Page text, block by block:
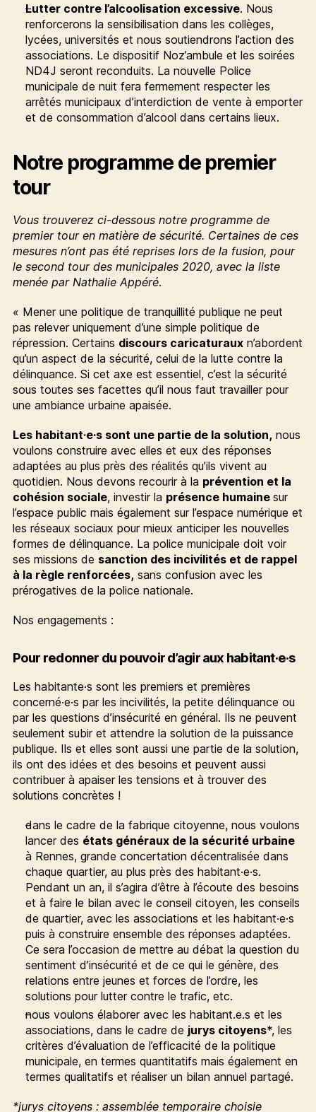
Lutter contre l’alcoolisation excessive. Nous
renforcerons la sensibilisation dans les collèges,
lycées, universités et nous soutiendrons l’action des
associations. Le dispositif Noz’ambule et les soirées
ND4J seront reconduits. La nouvelle Police
municipale de nuit fera fermement respecter les
arrêtés municipaux d’interdiction de vente à emporter
et de consommation d’alcool dans certains lieux.
Notre programme de premier
tour
Vous trouverez ci-dessous notre programme de
premier tour en matière de sécurité. Certaines de ces
mesures n’ont pas été reprises lors de la fusion, pour
le second tour des municipales 2020, avec la liste
menée par Nathalie Appéré.
« Mener une politique de tranquillité publique ne peut
pas relever uniquement d’une simple politique de
répression. Certains discours caricaturauxn’abordent
qu’un aspect de la sécurité, celui de la lutte contre la
délinquance. Si cet axe est essentiel, c’est la sécurité
sous toutes ses facettes qu’il nous faut travailler pour
une ambiance urbaine apaisée.
Les habitant·e·s sont une partie de la solution, nous
voulons construire avec elles et eux des réponses
adaptées au plus près des réalités qu’ils vivent au
quotidien. Nous devons recourir à la prévention et la
cohésion sociale, investir la présence humaine sur
l’espace public mais également sur l’espace numérique et
les réseaux sociaux pour mieux anticiper les nouvelles
formes de délinquance. La police municipale doit voir
ses missions de sanction des incivilités et de rappel
à la règle renforcées, sans confusion avec les
prérogatives de la police nationale.
Nos engagements :
Pour redonner du pouvoir d’agir aux habitant·e·s
Les habitante·s sont les premiers et premières
concerné·e·s par les incivilités, la petite délinquance ou
par les questions d’insécurité en général. Ils ne peuvent
seulement subir et attendre la solution de la puissance
publique. Ils et elles sont aussi une partie de la solution,
ils ont des idées et des besoins et peuvent aussi
contribuer à apaiser les tensions et à trouver des
solutions concrètes !
dans le cadre de la fabrique citoyenne, nous voulons
lancer des états généraux de la sécurité urbaine
à Rennes, grande concertation décentralisée dans
chaque quartier, au plus près des habitant·e·s.
Pendant un an, il s’agira d’être à l’écoute des besoins
et à faire le bilan avec le conseil citoyen, les conseils
de quartier, avec les associations et les habitant·e·s
puis à construire ensemble des réponses adaptées.
Ce sera l’occasion de mettre au débat la question du
sentiment d’insécurité et de ce qui le génère, des
relations entre jeunes et forces de l’ordre, les
solutions pour lutter contre le trafic, etc.
nous voulons élaborer avec les habitant.e.s et les
associations, dans le cadre de jurys citoyens*, les
critères d’évaluation de l’efficacité de la politique
municipale, en termes quantitatifs mais également en
termes qualitatifs et réaliser un bilan annuel partagé.
*jurys citoyens : assemblée temporaire choisie